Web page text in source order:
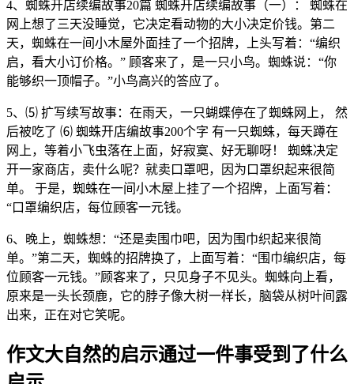
4、蜘蛛开店续编故事20篇 蜘蛛开店续编故事（一）： 蜘蛛在
网上想了三天没睡觉，它决定看动物的大小决定价钱。第二
天，蜘蛛在一间小木屋外面挂了一个招牌，上头写着：“编织
启，看大小订价格。” 顾客来了，是一只小鸟。蜘蛛说：“你
能够织一顶帽子。”小鸟高兴的答应了。
5、⑸ 扩写续写故事：在雨天，一只蝴蝶停在了蜘蛛网上， 然
后被吃了 ⑹ 蜘蛛开店编故事200个字 有一只蜘蛛，每天蹲在
网上，等着小飞虫落在上面，好寂寞、好无聊呀！ 蜘蛛决定
开一家商店，卖什么呢？就卖口罩吧，因为口罩织起来很简
单。 于是，蜘蛛在一间小木屋上挂了一个招牌，上面写着：
“口罩编织店，每位顾客一元钱。
6、晚上，蜘蛛想：“还是卖围巾吧，因为围巾织起来很简
单。”第二天，蜘蛛的招牌换了，上面写着：“围巾编织店，每
位顾客一元钱。”顾客来了，只见身子不见头。蜘蛛向上看，
原来是一头长颈鹿，它的脖子像大树一样长，脑袋从树叶间露
出来，正在对它笑呢。
作文大自然的启示通过一件事受到了什么